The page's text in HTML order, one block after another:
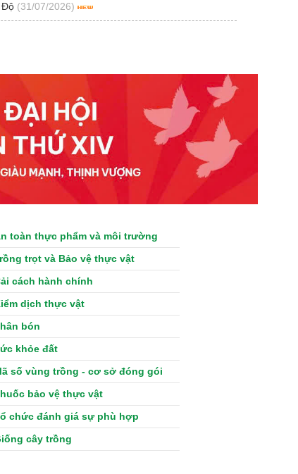
Độ (31/07/2026)
toàn thực phẩm và môi trường
trọt và Bảo vệ thực vật
cách hành chính
dịch thực vật
bón
khỏe đất
số vùng trồng - cơ sở đóng gói
bảo vệ thực vật
chức đánh giá sự phù hợp
cây trồng